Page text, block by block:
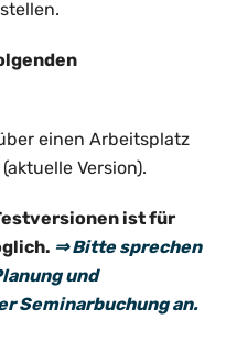
einen Arbeitsplatz
Version).
ist für
⇒ Bitte sprechen
und
Seminarbuchung an.